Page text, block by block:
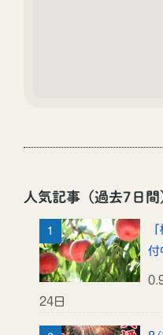
人気記事（過去7日間
付
24日